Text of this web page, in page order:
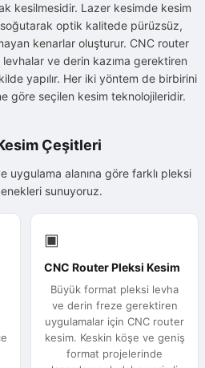
kesilmesidir. Lazer kesimde kesim
soğutarak optik kalitede pürüzsüz,
kenarlar oluşturur. CNC router
ve derin kazıma gerektiren
yapılır. Her iki yöntem de birbirini
göre seçilen kesim teknolojileridir.
Çeşitleri
uygulama alanına göre farklı pleksi
sunuyoruz.
▣
CNC Router Pleksi Kesim
Büyük format pleksi levha
ve derin freze gerektiren
uygulamalar için CNC router
kesim. Keskin köşe ve geniş
format projelerinde